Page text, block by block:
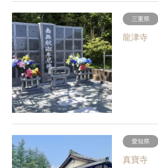
三重県
龍津寺
愛知県
真寶寺